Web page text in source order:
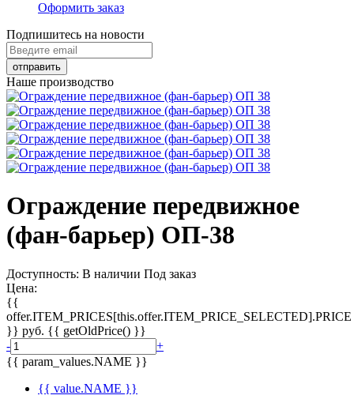
Оформить заказ
Подпишитесь на новости
Наше производство
Ограждение передвижное
(фан-барьер) ОП-38
Доступность: В наличии Под заказ
Цена:
{{
offer.ITEM_PRICES[this.offer.ITEM_PRICE_SELECTED].PRICE
}} руб. {{ getOldPrice() }}
-
+
{{ param_values.NAME }}
{{ value.NAME }}